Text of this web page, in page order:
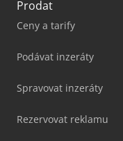
Prodat
Ceny a tarify
Podávat inzeráty
Spravovat inzeráty
Rezervovat reklamu